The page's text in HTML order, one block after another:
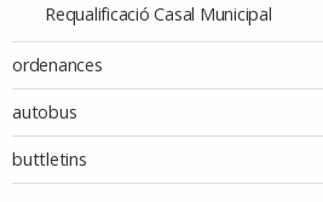
Requalificació Casal Municipal
ordenances
autobus
buttletins